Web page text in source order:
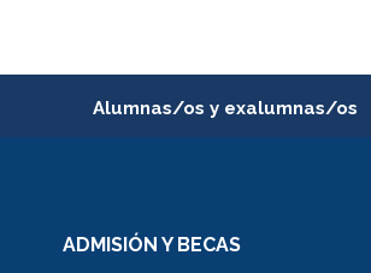
Alumnas/os y exalumnas/os
ADMISIÓN Y BECAS